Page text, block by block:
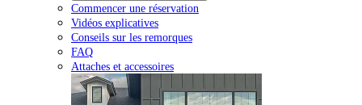
Commencer une réservation
Vidéos explicatives
Conseils sur les remorques
FAQ
Attaches et accessoires